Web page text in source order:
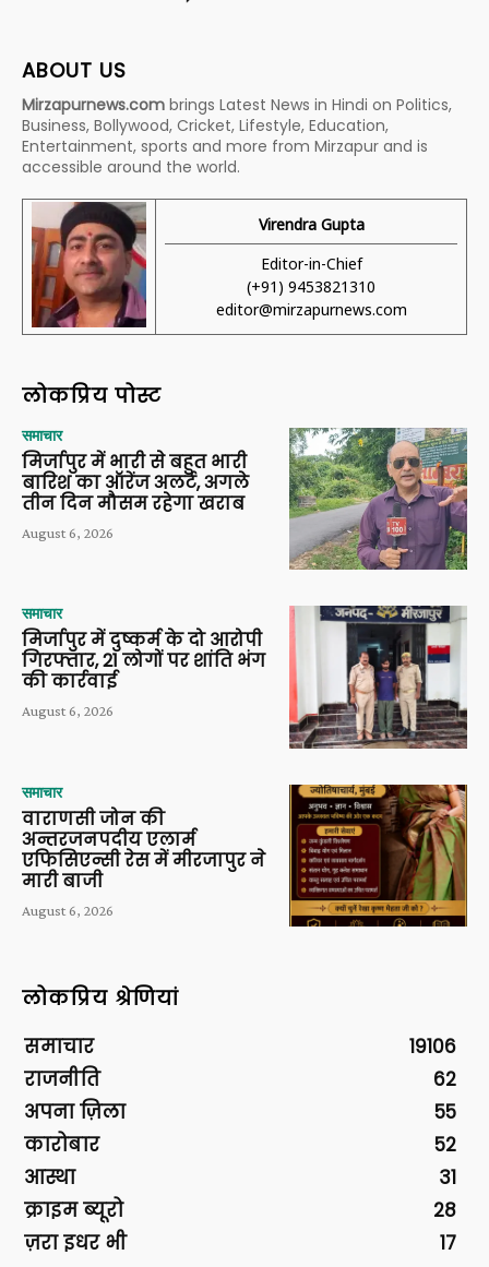
ABOUT US
Mirzapurnews.com brings Latest News in Hindi on Politics,
Business, Bollywood, Cricket, Lifestyle, Education,
Entertainment, sports and more from Mirzapur and is
accessible around the world.
Virendra Gupta
Editor-in-Chief
(+91) 9453821310
editor@mirzapurnews.com
लोकप्रिय पोस्ट
समाचार
मिर्जापुर में भारी से बहुत भारी
बारिश का ऑरेंज अलर्ट, अगले
तीन दिन मौसम रहेगा खराब
August 6, 2026
समाचार
मिर्जापुर में दुष्कर्म के दो आरोपी
गिरफ्तार, 21 लोगों पर शांति भंग
की कार्रवाई
August 6, 2026
समाचार
वाराणसी जोन की
अन्तरजनपदीय एलार्म
एफिसिएन्सी रेस में मीरजापुर ने
मारी बाजी
August 6, 2026
लोकप्रिय श्रेणियां
समाचार
19106
राजनीति
62
अपना ज़िला
55
कारोबार
52
आस्था
31
क्राइम ब्यूरो
28
ज़रा इधर भी
17